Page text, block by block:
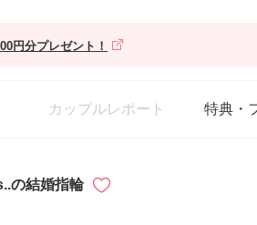
円分プレゼント！
カップルレポート 特典・
の結婚指輪